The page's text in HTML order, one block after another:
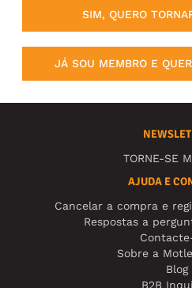
SIM, QUERO
JÁ SOU MEMBRO E
TORNE-SE
AJUDA E
Cancelar a compra e
Respostas a
Sobre a
Blog
B2B